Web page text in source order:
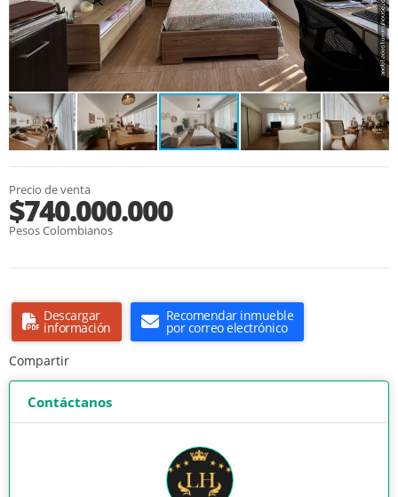
Precio de venta
$740.000.000
Pesos Colombianos
Descargar
información
Recomendar inmueble
por correo electrónico
Compartir
Contáctanos